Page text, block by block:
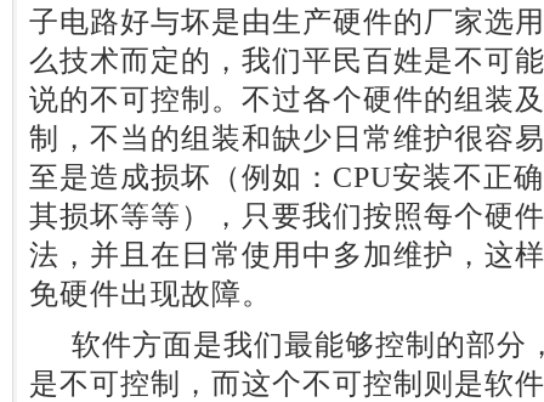
子电路好与坏是由生产硬件的厂家选
么技术而定的，我们平民百姓是不可
说的不可控制。不过各个硬件的组装
制，不当的组装和缺少日常维护很容
至是造成损坏（例如：CPU安装不正
其损坏等等），只要我们按照每个硬
法，并且在日常使用中多加维护，这
免硬件出现故障。
软件方面是我们最能够控制的部分
是不可控制，而这个不可控制则是软